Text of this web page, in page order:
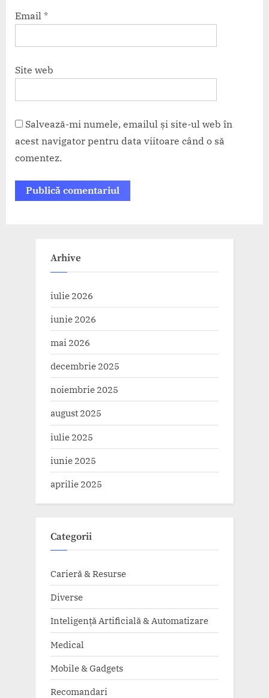
Email *
Site web
Salvează-mi numele, emailul și site-ul web în
acest navigator pentru data viitoare când o să
comentez.
Arhive
iulie 2026
iunie 2026
mai 2026
decembrie 2025
noiembrie 2025
august 2025
iulie 2025
iunie 2025
aprilie 2025
Categorii
Carieră & Resurse
Diverse
Inteligență Artificială & Automatizare
Medical
Mobile & Gadgets
Recomandari